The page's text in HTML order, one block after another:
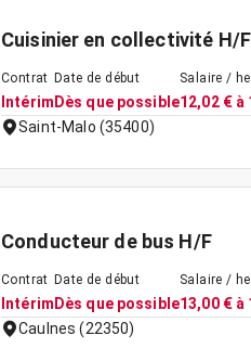
Cuisinier en collectivité H/F
Contrat
Intérim
Date de début
Dès que possible
Salaire /
12,02 € à
Saint-Malo (35400)
Conducteur de bus H/F
Contrat
Intérim
Date de début
Dès que possible
Salaire /
13,00 € à
Caulnes (22350)